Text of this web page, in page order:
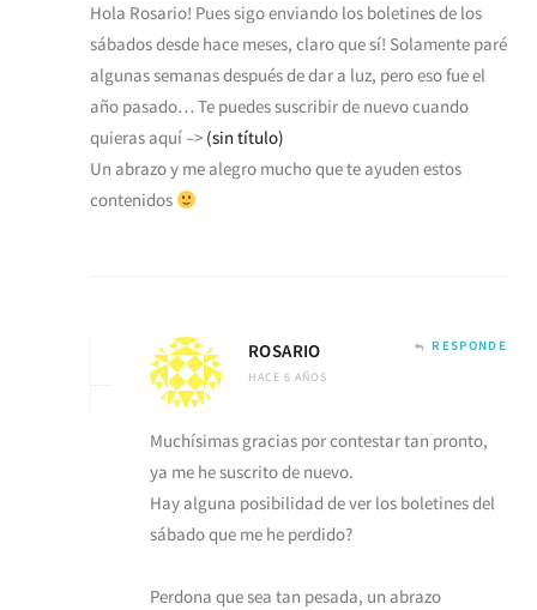
Hola Rosario! Pues sigo enviando los boletines de los
sábados desde hace meses, claro que sí! Solamente paré
algunas semanas después de dar a luz, pero eso fue el
año pasado… Te puedes suscribir de nuevo cuando
quieras aquí –> (sin título)
Un abrazo y me alegro mucho que te ayuden estos
contenidos
ROSARIO
HACE 6 AÑOS
RESPONDE
Muchísimas gracias por contestar tan pronto,
ya me he suscrito de nuevo.
Hay alguna posibilidad de ver los boletines del
sábado que me he perdido?
Perdona que sea tan pesada, un abrazo